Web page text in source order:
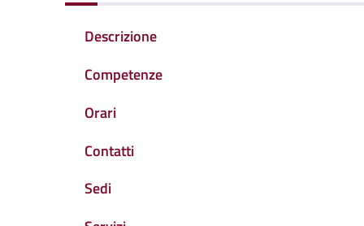
Descrizione
Competenze
Orari
Contatti
Sedi